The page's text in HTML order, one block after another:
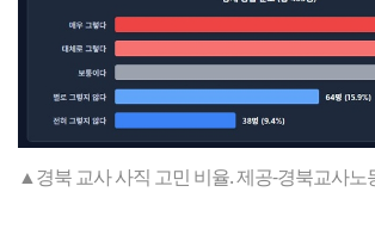
▲경북 교사 사직 고민 비율. 제공-경북교사노